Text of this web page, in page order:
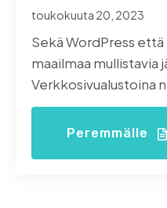
toukokuuta 20, 2023
Sekä WordPress
maailmaa mullistavia
Verkkosivualustoina
Peremmälle